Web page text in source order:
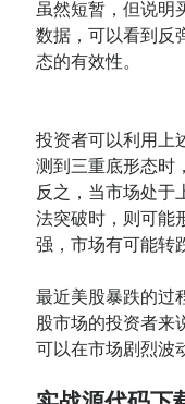
虽然短暂，但说明
数据，可以看到反
态的有效性。
投资者可以利用上
测到三重底形态时
反之，当市场处于
法突破时，则可能
强，市场有可能转
最近美股暴跌的过
股市场的投资者来
可以在市场剧烈波